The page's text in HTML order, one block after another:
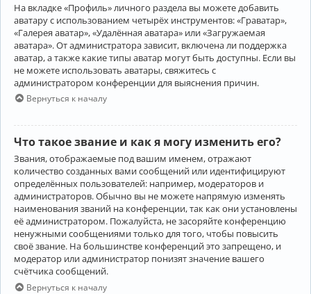
На вкладке «Профиль» личного раздела вы можете добавить
аватару с использованием четырёх инструментов: «Граватар»,
«Галерея аватар», «Удалённая аватара» или «Загружаемая
аватара». От администратора зависит, включена ли поддержка
аватар, а также какие типы аватар могут быть доступны. Если вы
не можете использовать аватары, свяжитесь с
администратором конференции для выяснения причин.
Вернуться к началу
Что такое звание и как я могу изменить его?
Звания, отображаемые под вашим именем, отражают
количество созданных вами сообщений или идентифицируют
определённых пользователей: например, модераторов и
администраторов. Обычно вы не можете напрямую изменять
наименования званий на конференции, так как они установлены
её администратором. Пожалуйста, не засоряйте конференцию
ненужными сообщениями только для того, чтобы повысить
своё звание. На большинстве конференций это запрещено, и
модератор или администратор понизят значение вашего
счётчика сообщений.
Вернуться к началу